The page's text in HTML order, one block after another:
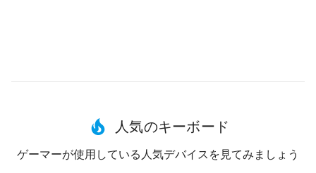
人気のキーボード
ゲーマーが使用している人気デバイスを見てみましょう